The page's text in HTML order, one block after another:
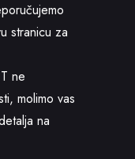
stranicu za
ne
molimo vas
na